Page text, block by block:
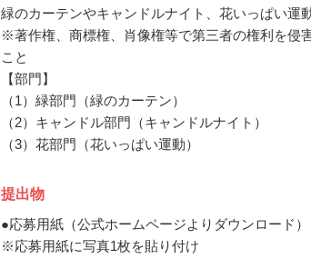
緑のカーテンやキャンドルナイト、花いっぱい運
※著作権、商標権、肖像権等で第三者の権利を侵
こと
【部門】
（1）緑部門（緑のカーテン）
（2）キャンドル部門（キャンドルナイト）
（3）花部門（花いっぱい運動）
提出物
●応募用紙（公式ホームページよりダウンロード）
※応募用紙に写真1枚を貼り付け